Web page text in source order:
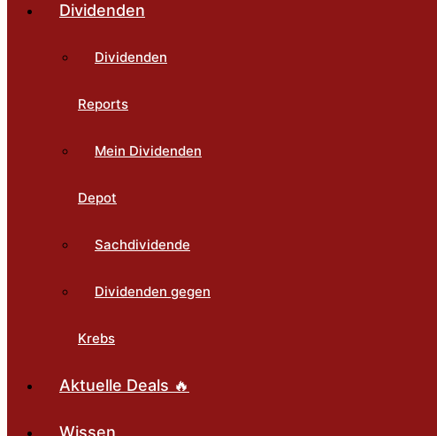
Dividenden
Dividenden
Reports
Mein Dividenden
Depot
Sachdividende
Dividenden gegen
Krebs
Aktuelle Deals 🔥
Wissen